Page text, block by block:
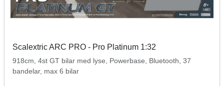
Scalextric ARC PRO - Pro Platinum 1:32
918cm, 4st GT bilar med lyse, Powerbase, Bluetooth, 37
bandelar, max 6 bilar